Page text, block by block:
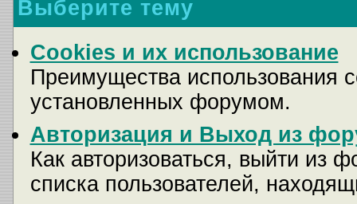
Выберите тему
Cookies и их использование
Преимущества использования
установленных форумом.
Авторизация и Выход из
Как авторизоваться, выйти из
списка пользователей,